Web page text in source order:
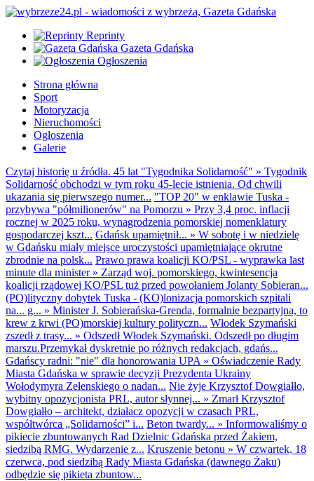
Reprinty
Gazeta Gdańska
Ogłoszenia
Strona główna
Sport
Motoryzacja
Nieruchomości
Ogłoszenia
Galerie
Czytaj historię u źródła. 45 lat "Tygodnika Solidarność" » Tygodnik
Solidarność obchodzi w tym roku 45-lecie istnienia. Od chwili
ukazania się pierwszego numer... "TOP 20" w enklawie Tuska -
przybywa "półmilionerów" na Pomorzu » Przy 3,4 proc. inflacji
rocznej w 2025 roku, wynagrodzenia pomorskiej nomenklatury
gospodarczej kszt... Gdańsk upamiętnił... » W sobotę i w niedzielę
w Gdańsku miały miejsce uroczystości upamiętniające okrutne
zbrodnie na polsk... Prawo prawa koalicji KO/PSL - wyprawka last
minute dla minister» Zarząd woj. pomorskiego, kwintesencja
koalicji rządowej KO/PSL tuż przed powołaniem Jolanty Sobieran...
(PO)lityczny dobytek Tuska - (KO)lonizacja pomorskich szpitali
na... g... » Minister J. Sobierańska-Grenda, formalnie bezpartyjna, to
krew z krwi (PO)morskiej kultury polityczn... Włodek Szymański
zszedł z trasy... » Odszedł Włodek Szymański. Odszedł po długim
marszu.Przemykał dyskretnie po różnych redakcjach, gdańs...
Gdańscy radni: "nie" dla honorowania UPA » Oświadczenie Rady
Miasta Gdańska w sprawie decyzji Prezydenta Ukrainy
Wołodymyra Zełenskiego o nadan... Nie żyje Krzysztof Dowgiałło,
wybitny opozycjonista PRL, autor słynnej... » Zmarł Krzysztof
Dowgiałło – architekt, działacz opozycji w czasach PRL,
współtwórca „Solidarności” i... Beton twardy... » Informowaliśmy o
pikiecie zbuntowanych Rad Dzielnic Gdańska przed Żakiem,
siedzibą RMG. Wydarzenie z... Kruszenie betonu » W czwartek, 18
czerwca, pod siedzibą Rady Miasta Gdańska (dawnego Żaku)
odbędzie się pikieta zbuntow...